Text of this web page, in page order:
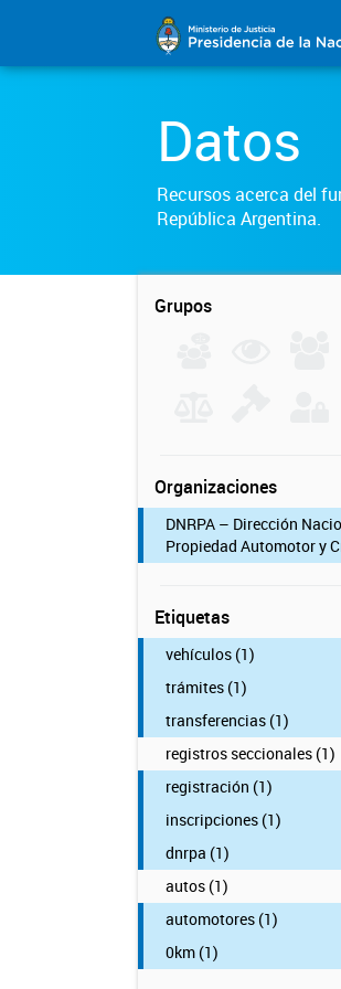
Datos
Recursos acerca del
República Argentina.
Grupos
Organizaciones
DNRPA – Dirección
Propiedad Automotor y
Etiquetas
vehículos (1)
trámites (1)
transferencias (1)
registros seccionales (1)
registración (1)
inscripciones (1)
dnrpa (1)
autos (1)
automotores (1)
0km (1)